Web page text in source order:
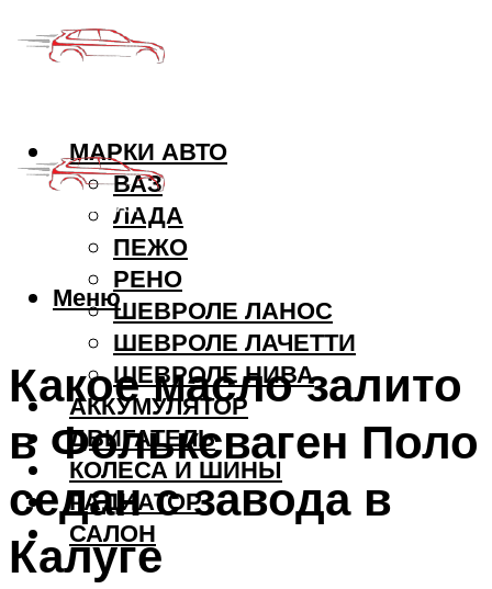
МАРКИ АВТО
ВАЗ
ЛАДА
ПЕЖО
РЕНО
ШЕВРОЛЕ ЛАНОС
ШЕВРОЛЕ ЛАЧЕТТИ
ШЕВРОЛЕ НИВА
АККУМУЛЯТОР
ДВИГАТЕЛЬ
КОЛЕСА И ШИНЫ
РАДИАТОР
САЛОН
Меню
Какое масло залито
в Фольксваген Поло
седан с завода в
Калуге